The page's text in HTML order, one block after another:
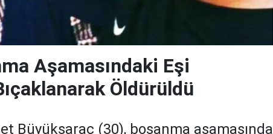
Aşamasındaki Eşi
Öldürüldü
Büyüksaraç (30), boşanma aşamasında